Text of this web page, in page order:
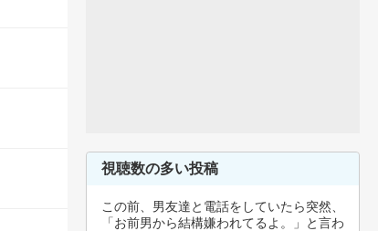
視聴数の多い投稿
この前、男友達と電話をしていたら突然、
「お前男から結構嫌われてるよ。」と言わ